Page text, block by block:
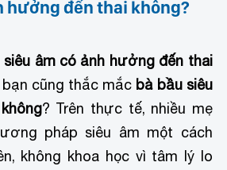
hưởng đến thai không?
siêu âm có ảnh hưởng đến thai
bạn cũng thắc mắc bà bầu siêu
? Trên thực tế, nhiều mẹ
pháp siêu âm một cách
không khoa học vì tâm lý lo